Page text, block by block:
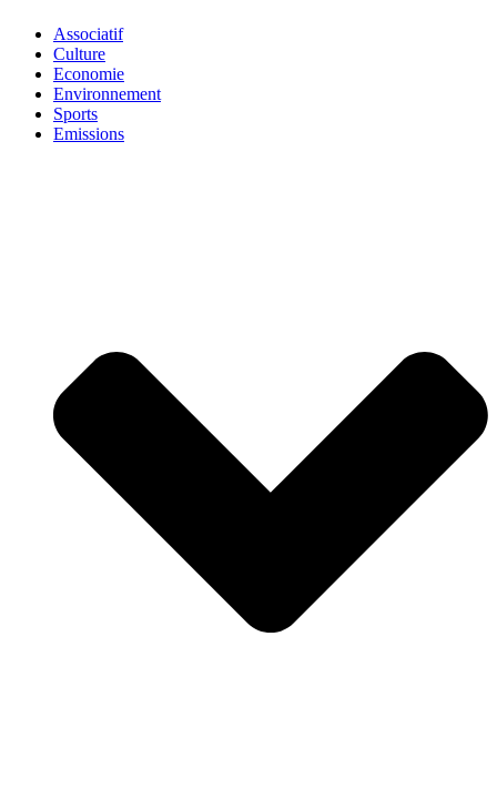
Associatif
Culture
Economie
Environnement
Sports
Emissions